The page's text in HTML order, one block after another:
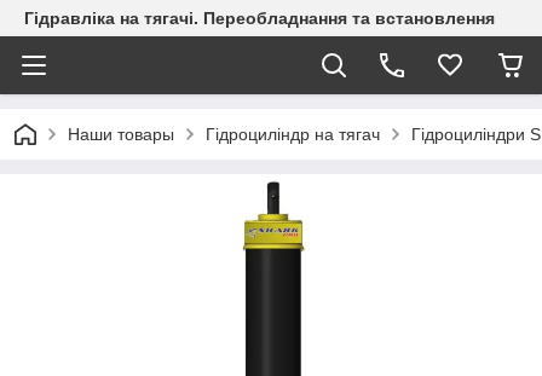
Гідравліка на тягачі. Переобладнання та встановлення
Наши товары Гідроциліндр на тягач Гідроциліндри